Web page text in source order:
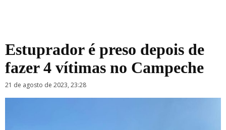
Estuprador é preso depois de
fazer 4 vítimas no Campeche
21 de agosto de 2023, 23:28